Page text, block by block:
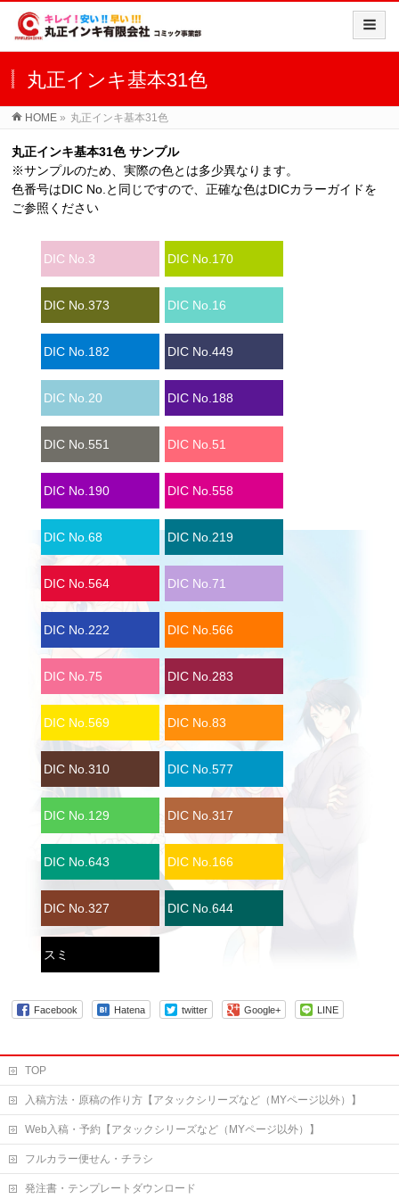
丸正インキ基本31色
HOME » 丸正インキ基本31色
丸正インキ基本31色 サンプル
※サンプルのため、実際の色とは多少異なります。
色番号はDIC No.と同じですので、正確な色はDICカラーガイドを
ご参照ください
DIC No.3 DIC No.170
DIC No.373 DIC No.16
DIC No.182 DIC No.449
DIC No.20 DIC No.188
DIC No.551 DIC No.51
DIC No.190 DIC No.558
DIC No.68 DIC No.219
DIC No.564 DIC No.71
DIC No.222 DIC No.566
DIC No.75 DIC No.283
DIC No.569 DIC No.83
DIC No.310 DIC No.577
DIC No.129 DIC No.317
DIC No.643 DIC No.166
DIC No.327 DIC No.644
スミ
Facebook Hatena twitter Google+ LINE
TOP
入稿方法・原稿の作り方【アタックシリーズなど（MYページ以外）】
Web入稿・予約【アタックシリーズなど（MYページ以外）】
フルカラー便せん・チラシ
発注書・テンプレートダウンロード